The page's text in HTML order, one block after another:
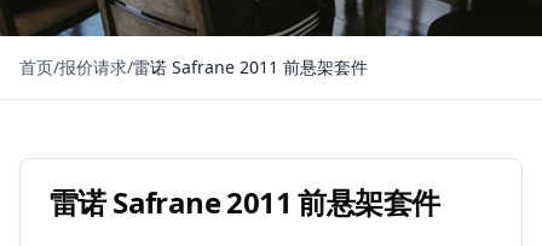
首页/报价请求/雷诺 Safrane 2011 前悬架套件
雷诺 Safrane 2011 前悬架套件